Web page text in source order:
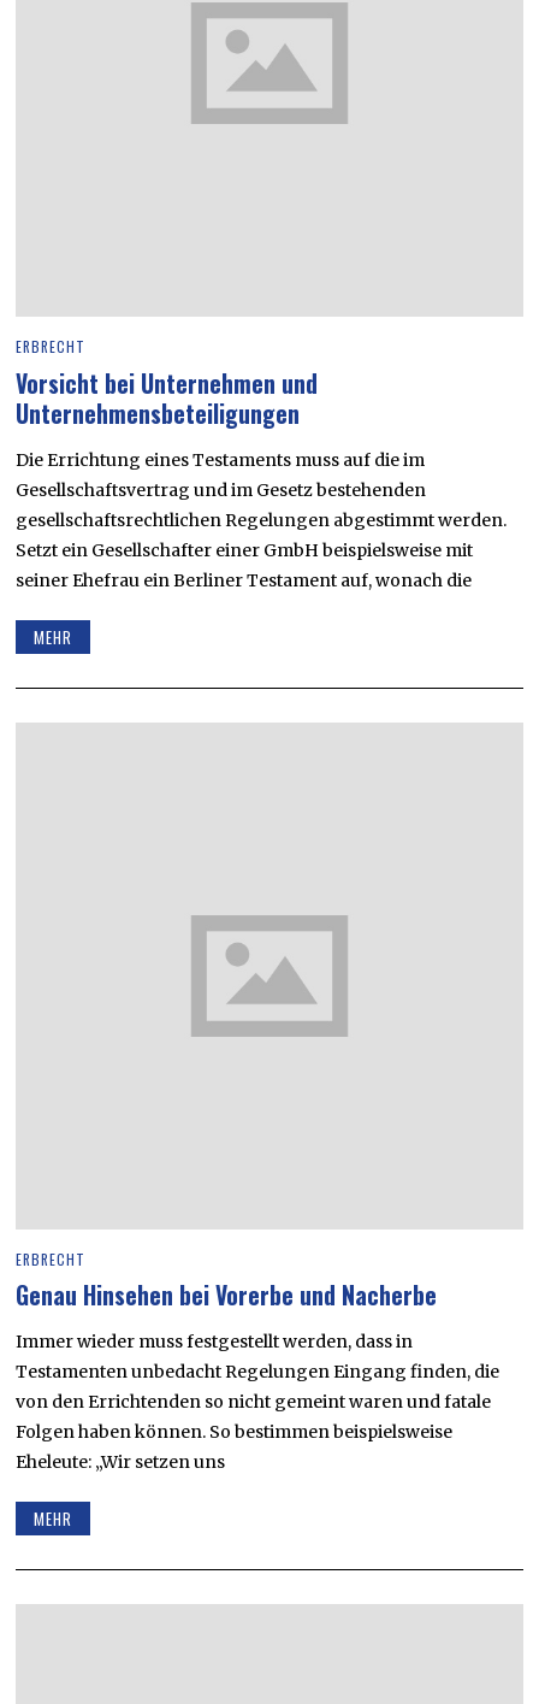
ERBRECHT
Vorsicht bei Unternehmen und
Unternehmensbeteiligungen
Die Errichtung eines Testaments muss auf die im
Gesellschaftsvertrag und im Gesetz bestehenden
gesellschaftsrechtlichen Regelungen abgestimmt werden.
Setzt ein Gesellschafter einer GmbH beispielsweise mit
seiner Ehefrau ein Berliner Testament auf, wonach die
MEHR
ERBRECHT
Genau Hinsehen bei Vorerbe und Nacherbe
Immer wieder muss festgestellt werden, dass in
Testamenten unbedacht Regelungen Eingang finden, die
von den Errichtenden so nicht gemeint waren und fatale
Folgen haben können. So bestimmen beispielsweise
Eheleute: „Wir setzen uns
MEHR